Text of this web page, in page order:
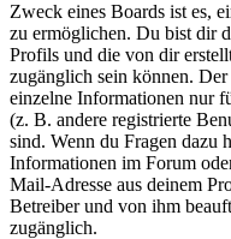
Zweck eines Boards ist es,
zu ermöglichen. Du bist dir
Profils und die von dir
zugänglich sein können.
einzelne Informationen nur
(z. B. andere registrierte
sind. Wenn du Fragen dazu
Informationen im Forum
Mail-Adresse aus deinem
Betreiber und von ihm
zugänglich.